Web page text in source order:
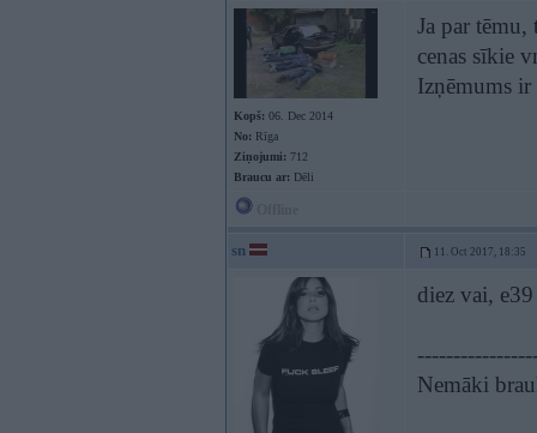
Kopš: 06. Dec 2014
No: Rīga
Ziņojumi: 712
Braucu ar: Dēli
Ja par
cenas sīkie
Izņēmums ir
sn 11. Oct 2017, 18:35
diez vai,
Nemāki